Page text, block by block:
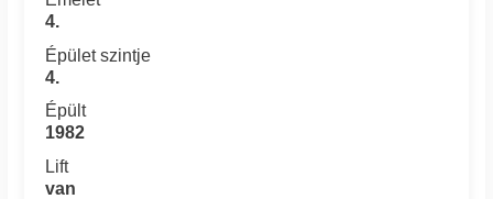
4.
Épület szintje
4.
Épült
1982
Lift
van